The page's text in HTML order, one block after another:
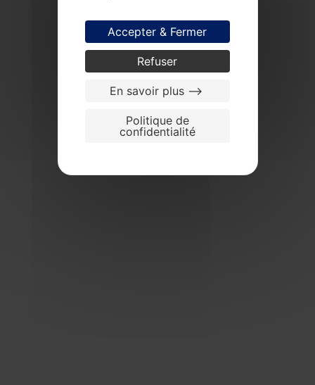
Accepter & Fermer
Refuser
En savoir plus -->
Politique de
confidentialité